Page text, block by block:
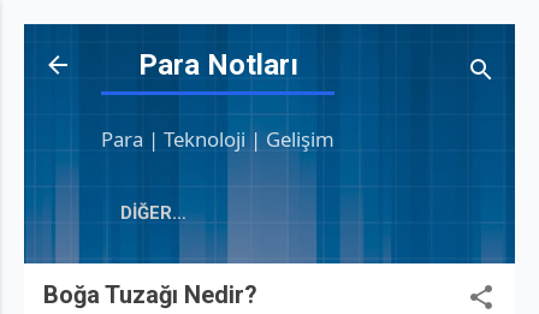
Ana içeriğe atla
Para Notları
Para | Teknoloji | Gelişim
DIĞER…
Boğa Tuzağı Nedir?